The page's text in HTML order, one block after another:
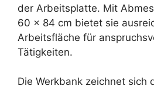
der Arbeitsplatte. Mit
60 × 84 cm bietet sie
Arbeitsfläche für
Tätigkeiten.
Die Werkbank zeichnet sich